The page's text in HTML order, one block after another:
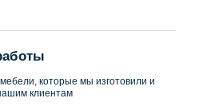
которые мы изготовили и
клиентам